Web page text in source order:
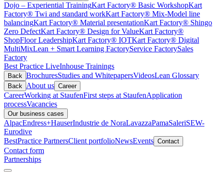
Dojo – Experiential TrainingKart Factory® Basic WorkshopKart
Factory® Twi and standard workKart Factory® Mix-Model line
balancingKart Factory® Material presentationKart Factory® Shingo
Zero DefectKart Factory® Design for ValueKart Factory®
ShopFloor LeadershipKart Factory® IOTKart Factory® Digital
MultiMixLean + Smart Learning FactoryService FactorySales
Factory
Best Practice LiveInhouse Trainings
Back BrochuresStudies and WhitepapersVideosLean Glossary
Back About us Career
CareerWorking at StaufenFirst steps at StaufenApplication
processVacancies
Our business cases
AlpacEndress+HauserIndustrie de NoraLavazzaPamaSaleriSEW-
Eurodive
BestPractice PartnersClient portfolioNewsEvents Contact
Contact form
Partnerships